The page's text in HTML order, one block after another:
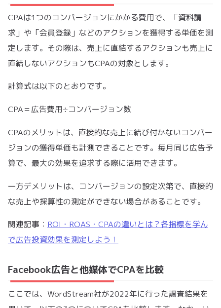
CPAは1つのコンバージョンにかかる費用で、「資料請
求」や「会員登録」などのアクションを獲得する単価を測
定します。その際は、売上に直結するアクションも売上に
直結しないアクションもCPAの対象とします。
計算式は以下のとおりです。
CPA＝広告費用÷コンバージョン数
CPAのメリットは、直接的な売上に結び付かないコンバー
ジョンの獲得単価も計測できることです。毎月同じ広告予
算で、最大の効果を追求する際に活用できます。
一方デメリットは、コンバージョンの設定次第で、直接的
な売上や採算性の測定ができない場合があることです。
関連記事： ROI・ROAS・CPAの違いとは？各指標を学ん
で広告投資効果を測定しよう！
Facebook広告と他媒体でCPAを比較
ここでは、WordStream社が2022年に行った調査結果を